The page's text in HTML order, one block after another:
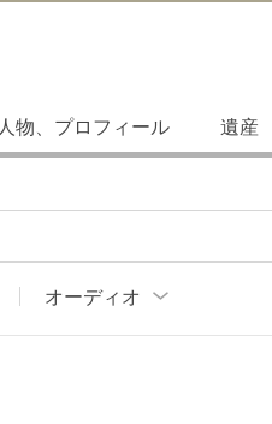
人物、プロフィール 遺産
オーディオ